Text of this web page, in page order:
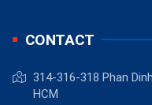
CONTACT
314-316-318 Phan
HCM